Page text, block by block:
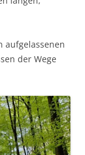
aufgelassenen
der Wege